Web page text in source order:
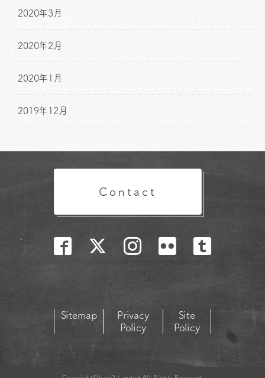
2020年3月
2020年2月
2020年1月
2019年12月
Contact
Sitemap
Privacy
Policy
Site
Policy